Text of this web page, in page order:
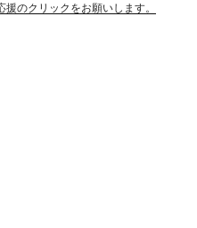
のクリックをお願いします。